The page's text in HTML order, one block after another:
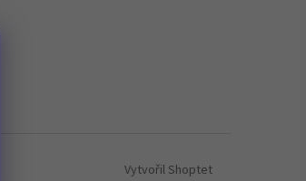
Vytvořil Shoptet